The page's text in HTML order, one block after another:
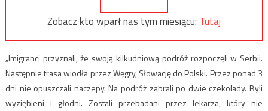
Zobacz kto wparł nas tym miesiącu: Tutaj
„Imigranci przyznali, że swoją kilkudniową podróż rozpoczęli w Serbii.
Następnie trasa wiodła przez Węgry, Słowację do Polski. Przez ponad 3
dni nie opuszczali naczepy. Na podróż zabrali po dwie czekolady. Byli
wyziębieni i głodni. Zostali przebadani przez lekarza, który nie